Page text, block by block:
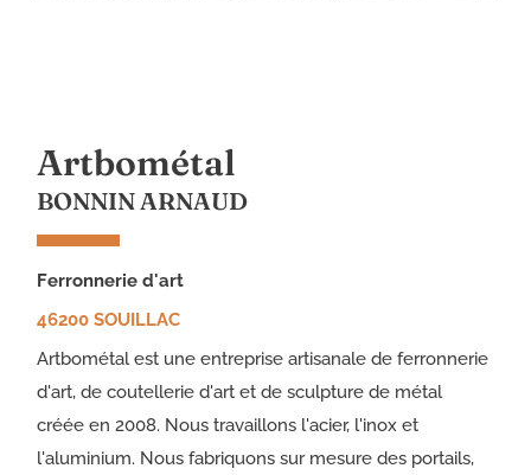
Artbométal
BONNIN ARNAUD
ferronnerie d'art
46200 SOUILLAC
Artbométal est une entreprise artisanale de ferronnerie
d'art, de coutellerie d'art et de sculpture de métal
créée en 2008. Nous travaillons l'acier, l'inox et
l'aluminium. Nous fabriquons sur mesure des portails,